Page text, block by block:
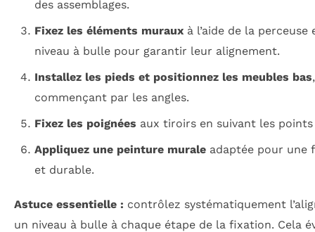
des assemblages.
Fixez les éléments murauxà l’aide de la
niveau à bulle pour garantir leur alignement.
Installez les pieds et positionnez les meubles bas
commençant par les angles.
Fixez les poignées aux tiroirs en suivant les points
Appliquez une peinture muraleadaptée pour une
et durable.
Astuce essentielle : contrôlez systématiquement
un niveau à bulle à chaque étape de la fixation. Cela